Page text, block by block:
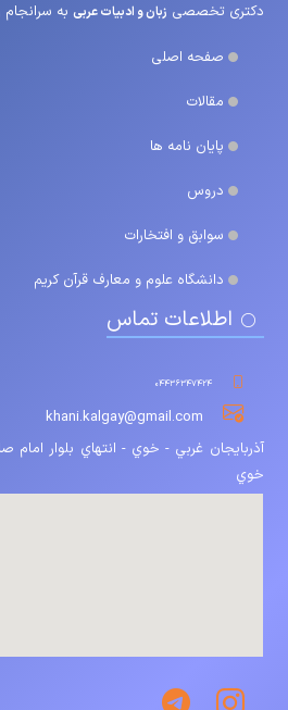
دکتری تخصصی زبان و ادبیات عربی به
صفحه اصلی
مقالات
پایان نامه ها
دروس
سوابق و افتخارات
دانشگاه علوم و معارف قرآن کریم
اطلاعات تماس
۰۴۴۳۶۳۴۷۴۲۴
khani.kalgay@gmail.com
آذربايجان غربي - خوي - انتهاي بلوار
خوي